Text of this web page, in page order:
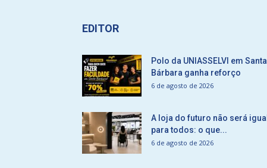
EDITOR
Polo da UNIASSELVI em Santa
Bárbara ganha reforço
6 de agosto de 2026
A loja do futuro não será igual
para todos: o que...
6 de agosto de 2026